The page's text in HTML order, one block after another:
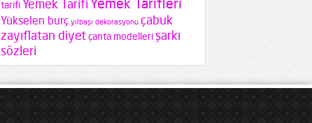
tarifiYemek TarifiYemek Tarifleri
Yükselen burç yılbaşı dekorasyonu çabuk
zayıflatan diyetçanta modelleri şarkı
sözleri